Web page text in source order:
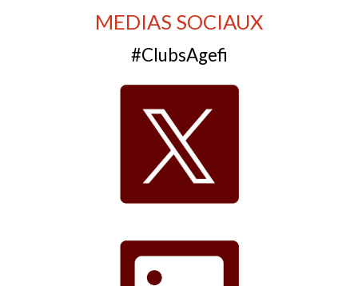
MEDIAS SOCIAUX
#ClubsAgefi